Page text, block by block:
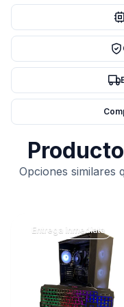
Opciones similares
Entrega inmediata